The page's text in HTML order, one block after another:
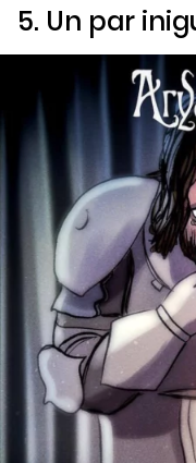
5. Un par